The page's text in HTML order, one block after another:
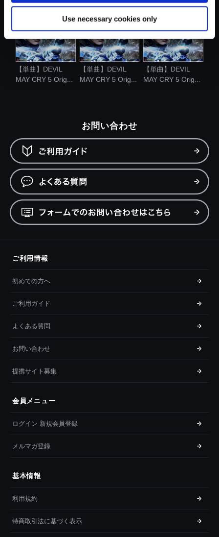
Use necessary cookies only
【単曲】DEVIL
MAY CRY 5 Orig...
【単曲】DEVIL
MAY CRY 5 Orig...
【単曲】DEVIL
MAY CRY 5 Orig...
お問い合わせ
ご利用情報
初めての方へ
ご利用ガイド
よくある質問
お問い合わせ
提携サイト募集
会員メニュー
ログイン 新規会員登録
メルマガ登録
基本情報
利用規約
特商取引法に基づく表示